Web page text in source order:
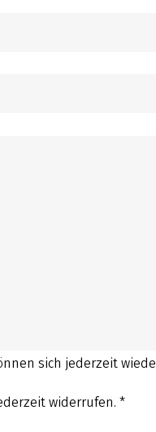
sich jederzeit
widerrufen. *